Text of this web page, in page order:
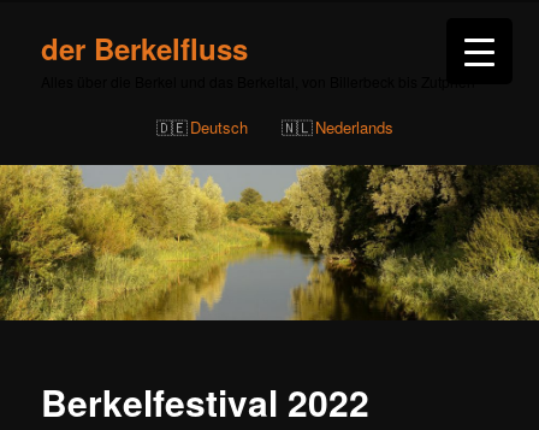
der Berkelfluss
Deutsch Nederlands
Berkelfestival 2022